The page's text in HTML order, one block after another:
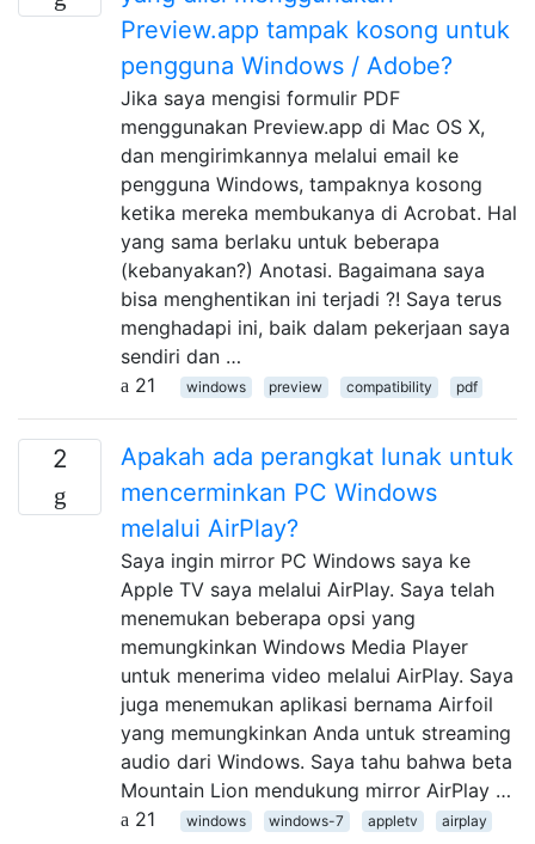
Preview.app tampak kosong untuk
pengguna Windows / Adobe?
Jika saya mengisi formulir PDF
menggunakan Preview.app di Mac OS X,
dan mengirimkannya melalui email ke
pengguna Windows, tampaknya kosong
ketika mereka membukanya di Acrobat. Hal
yang sama berlaku untuk beberapa
(kebanyakan?) Anotasi. Bagaimana saya
bisa menghentikan ini terjadi ?! Saya terus
menghadapi ini, baik dalam pekerjaan saya
sendiri dan …
21
windows preview compatibility pdf
2
Apakah ada perangkat lunak untuk
mencerminkan PC Windows
melalui AirPlay?
Saya ingin mirror PC Windows saya ke
Apple TV saya melalui AirPlay. Saya telah
menemukan beberapa opsi yang
memungkinkan Windows Media Player
untuk menerima video melalui AirPlay. Saya
juga menemukan aplikasi bernama Airfoil
yang memungkinkan Anda untuk streaming
audio dari Windows. Saya tahu bahwa beta
Mountain Lion mendukung mirror AirPlay …
21
windows windows-7 appletv airplay